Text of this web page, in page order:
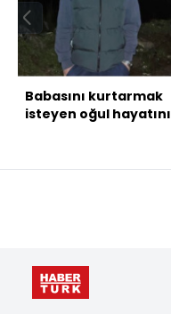
Babasını kurtarmak
isteyen oğul hayatını